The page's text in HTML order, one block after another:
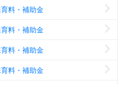
料・補助金
料・補助金
料・補助金
料・補助金